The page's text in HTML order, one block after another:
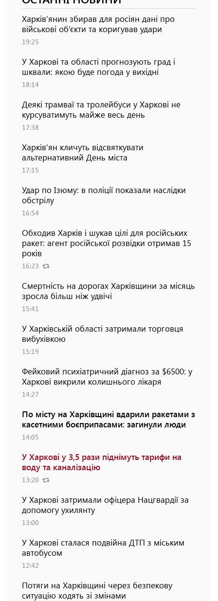
Харків’янин збирав для росіян дані про
військові об’єкти та коригував удари
19:25
У Харкові та області прогнозують град і
шквали: якою буде погода у вихідні
18:14
Деякі трамваї та тролейбуси у Харкові не
курсуватимуть майже весь день
17:38
Харків'ян кличуть відсвяткувати
альтернативний День міста
17:15
Удар по Ізюму: в поліції показали наслідки
обстрілу
16:54
Обходив Харків і шукав цілі для російських
ракет: агент російської розвідки отримав 15
років
16:23
Смертність на дорогах Харківщини за місяць
зросла більш ніж удвічі
15:41
У Харківській області затримали торговця
вибухівкою
15:19
Фейковий психіатричний діагноз за $6500: у
Харкові викрили колишнього лікаря
14:27
По місту на Харківщині вдарили ракетами з
касетними боєприпасами: загинули люди
14:05
У Харкові у 3,5 рази піднімуть тарифи на
воду та каналізацію
13:20
У Харкові затримали офіцера Нацгвардії за
допомогу ухилянту
13:00
У Харкові сталася подвійна ДТП з міським
автобусом
12:42
Потяги на Харківщині через безпекову
ситуацію ходять зі змінами